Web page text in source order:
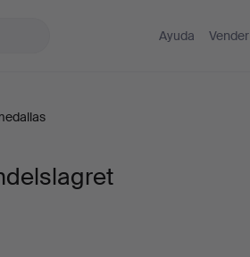
Ayuda Vender